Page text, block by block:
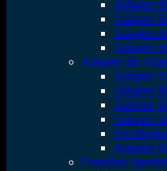
Adapter
Adapter
Adapter
Adapter
Adapter für
Adapter
Adapter
Adapter
Adapter
B4
Adapter
Fotodiox